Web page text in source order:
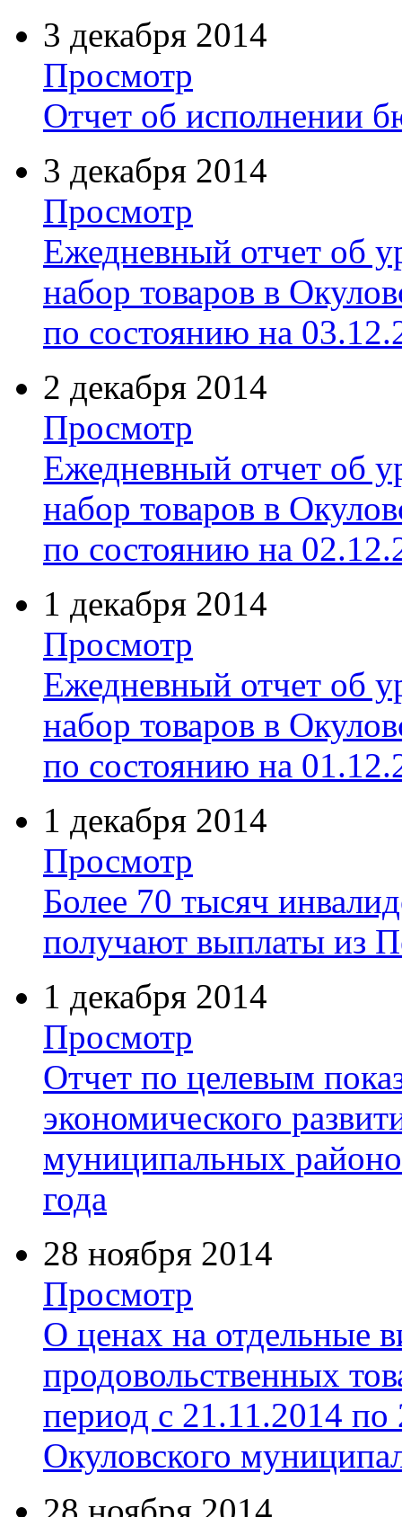
3 декабря 2014
Просмотр
Отчет об исполнении
3 декабря 2014
Просмотр
Ежедневный отчет об
набор товаров в
по состоянию на
2 декабря 2014
Просмотр
Ежедневный отчет об
набор товаров в
по состоянию на
1 декабря 2014
Просмотр
Ежедневный отчет об
набор товаров в
по состоянию на
1 декабря 2014
Просмотр
Более 70 тысяч
получают выплаты из
1 декабря 2014
Просмотр
Отчет по целевым
экономического
муниципальных
года
28 ноября 2014
Просмотр
О ценах на отдельные
продовольственных
период с 21.11.2014
Окуловского